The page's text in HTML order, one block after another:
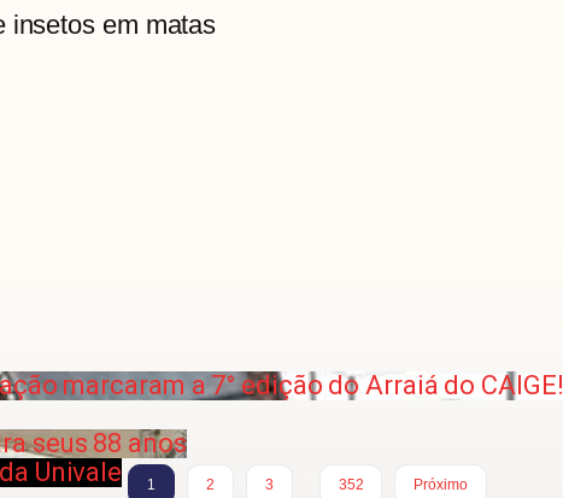
insetos em matas
marcaram a 7° edição do Arraiá do CAIGE!
seus 88 anos
Univale
1 2 3
352
Próximo